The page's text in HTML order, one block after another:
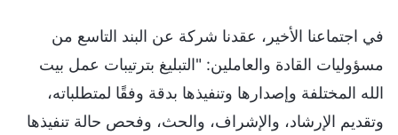
في اجتماعنا الأخير، عقدنا شركة عن البند التاسع من
مسؤوليات القادة والعاملين: "التبليغ بترتيبات عمل بيت
الله المختلفة وإصدارها وتنفيذها بدقة وفقًا لمتطلباته،
وتقديم الإرشاد، والإشراف، والحث، وفحص حالة تنفيذها